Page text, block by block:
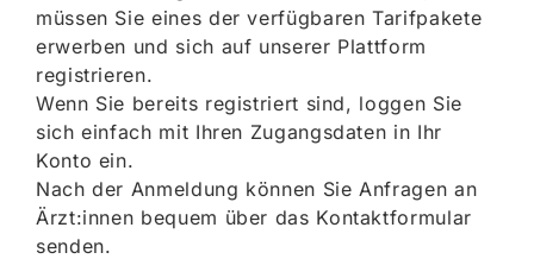
müssen Sie eines der verfügbaren Tarifpakete
erwerben und sich auf unserer Plattform
registrieren.
Wenn Sie bereits registriert sind, loggen Sie
sich einfach mit Ihren Zugangsdaten in Ihr
Konto ein.
Nach der Anmeldung können Sie Anfragen an
Ärzt:innen bequem über das Kontaktformular
senden.